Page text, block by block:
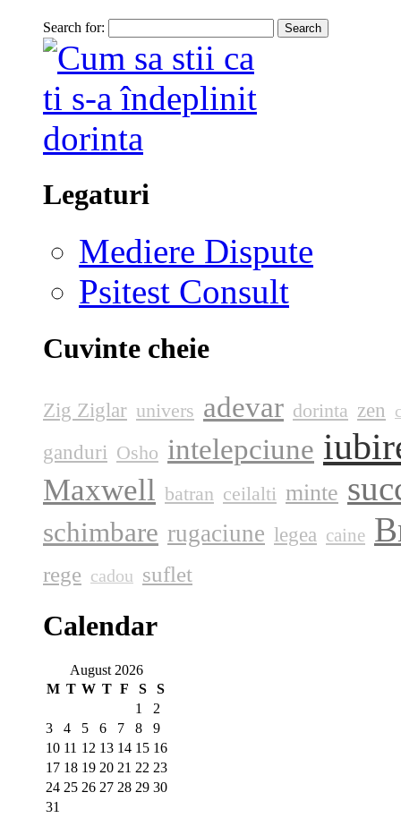
Search for:
Legaturi
Mediere Dispute
Psitest Consult
Cuvinte cheie
Zig Ziglar univers adevar dorinta zen
ganduri Osho intelepciune
Maxwell batran ceilalti minte
schimbare rugaciune legea caine
rege cadou suflet
Calendar
August 2026
M T W T F S
S
1
2
3
4 5 6 7 8
9
10 11 12 13 14 15 16
17 18 19 20 21 22 23
24 25 26 27 28 29 30
31